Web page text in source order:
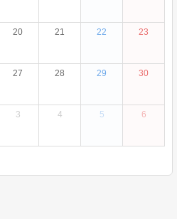
20 21 22 23
27 28 29 30
3 4 5 6